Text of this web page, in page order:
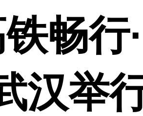
铁畅
汉举